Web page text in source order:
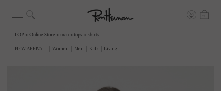
TOP Online Store men tops shirts